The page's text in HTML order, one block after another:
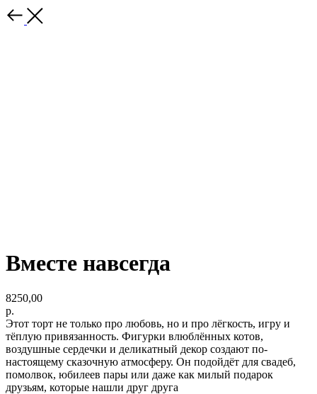
Вместе навсегда
8250,00
р.
Этот торт не только про любовь, но и про лёгкость, игру и
тёплую привязанность. Фигурки влюблённых котов,
воздушные сердечки и деликатный декор создают по-
настоящему сказочную атмосферу. Он подойдёт для свадеб,
помолвок, юбилеев пары или даже как милый подарок
друзьям, которые нашли друг друга